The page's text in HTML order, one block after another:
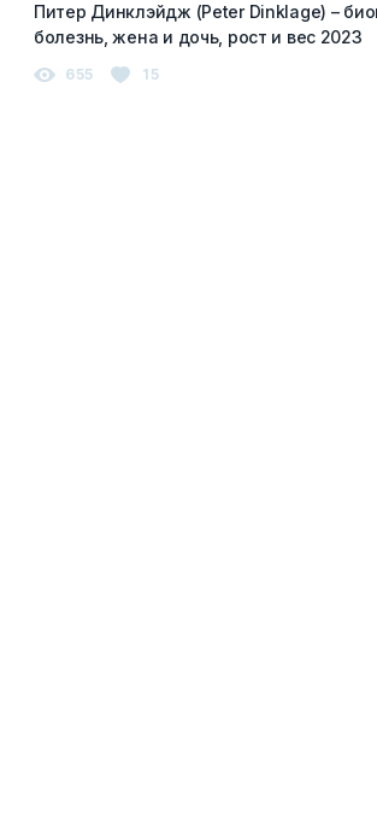
Питер Динклэйдж (Peter Dinklage) –
болезнь, жена и дочь, рост и вес 2023
655 15